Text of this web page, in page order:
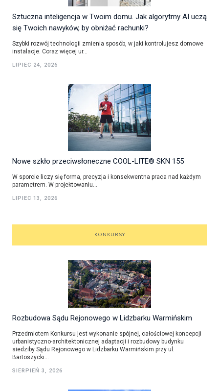
Sztuczna inteligencja w Twoim domu. Jak algorytmy AI uczą
się Twoich nawyków, by obniżać rachunki?
Szybki rozwój technologii zmienia sposób, w jaki kontrolujesz domowe
instalacje. Coraz więcej ur...
LIPIEC 24, 2026
Nowe szkło przeciwsłoneczne COOL-LITE® SKN 155
W sporcie liczy się forma, precyzja i konsekwentna praca nad każdym
parametrem. W projektowaniu...
LIPIEC 13, 2026
KONKURSY
Rozbudowa Sądu Rejonowego w Lidzbarku Warmińskim
Przedmiotem Konkursu jest wykonanie spójnej, całościowej koncepcji
urbanistyczno-architektonicznej adaptacji i rozbudowy budynku
siedziby Sądu Rejonowego w Lidzbarku Warmińskim przy ul.
Bartoszycki...
SIERPIEŃ 3, 2026